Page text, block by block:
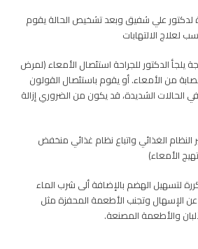
لدكتور علي شفيق وبعد تشخيص الحالة يقوم
لعلاج الالتهابات
استئصال الأمعاء (لمرض
من الأمعاء. أو يقوم باستئصال القولون
الحالات الشديدة، قد يكون من الضروري إزالة
ظام غذائي منخفض
الأمعاء)
لتسهيل الهضم بالإضافة ألى شرب الماء
عن الإسهال وتجنب الأطعمة المحفزة مثل
والأطعمة المصنعة.